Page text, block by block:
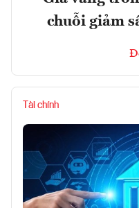
chuỗi giảm
Tài chính